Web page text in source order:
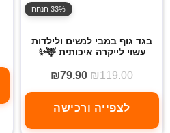
33% הנחה
בגד גוף במבי לנשים ולילדות
עשוי לייקרה איכותית 🦌✨
₪119.00
₪79.90
לצפייה ורכישה